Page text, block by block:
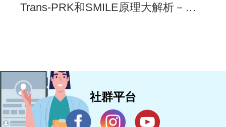
Trans-PRK和SMILE原理大解析－展
社群平台